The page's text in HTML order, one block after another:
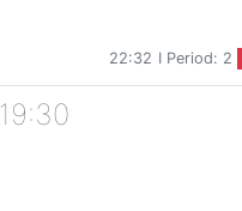
22:32 I Period: 2
19:30